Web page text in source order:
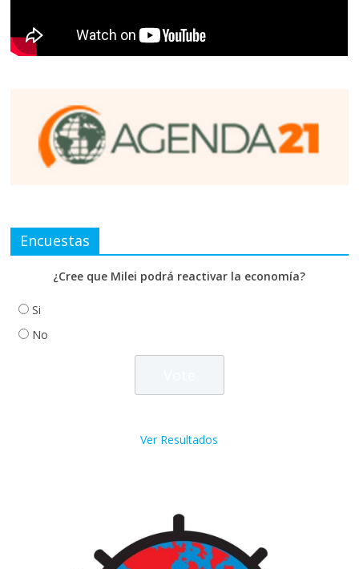
Encuestas
¿Cree que Milei podrá reactivar la economía?
Si
No
Ver Resultados